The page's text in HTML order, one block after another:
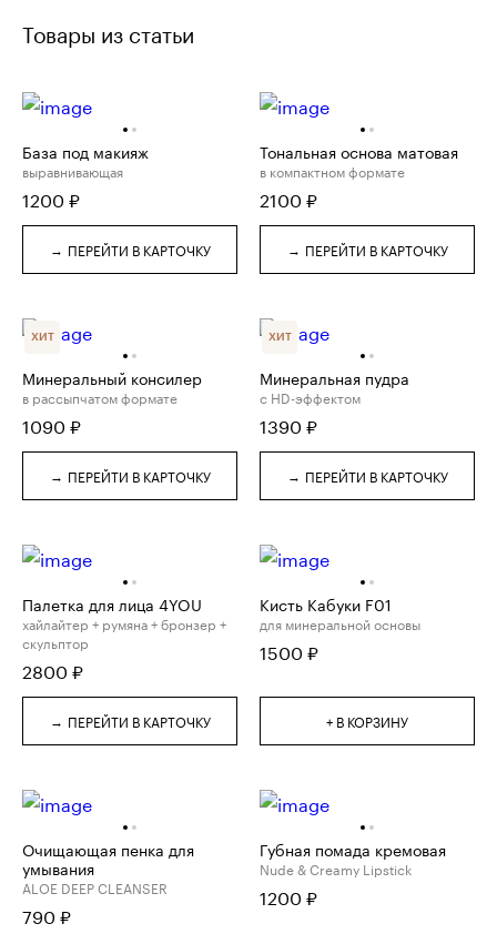
Товары из статьи
База под макияж
выравнивающая
1200 ₽
→ ПЕРЕЙТИ В КАРТОЧКУ
Тональная основа матовая
в компактном формате
2100 ₽
→ ПЕРЕЙТИ В КАРТОЧКУ
ХИТ
Минеральный консилер
в рассыпчатом формате
1090 ₽
→ ПЕРЕЙТИ В КАРТОЧКУ
ХИТ
Минеральная пудра
с HD-эффектом
1390 ₽
→ ПЕРЕЙТИ В КАРТОЧКУ
Палетка для лица 4YOU
хайлайтер + румяна + бронзер +
скульптор
2800 ₽
→ ПЕРЕЙТИ В КАРТОЧКУ
Кисть Кабуки F01
для минеральной основы
1500 ₽
+ В КОРЗИНУ
Очищающая пенка для
умывания
ALOE DEEP CLEANSER
790 ₽
Губная помада кремовая
Nude & Creamy Lipstick
1200 ₽